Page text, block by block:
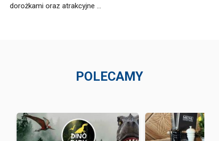
dorożkami oraz atrakcyjne ...
POLECAMY